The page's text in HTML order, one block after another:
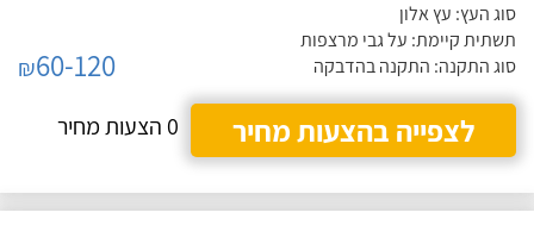
סוג העץ: עץ אלון
תשתית קיימת: על גבי מרצפות
סוג התקנה: התקנה בהדבקה
₪60-120
לצפייה בהצעות מחיר
0 הצעות מחיר